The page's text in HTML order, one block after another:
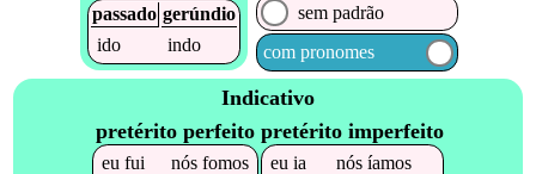
passado gerúndio
ido
indo
sem padrão
com pronomes
Indicativo
pretérito perfeito
eu fui nós fomos
pretérito imperfeito
eu ia nós íamos